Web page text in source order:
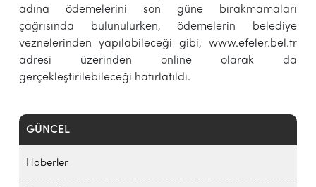
GÜNCEL
Haberler
adına ödemelerini son güne bırakmamaları
çağrısında bulunulurken, ödemelerin belediye
veznelerinden yapılabileceği gibi, www.efeler.bel.tr
adresi üzerinden online olarak da
gerçekleştirilebileceği hatırlatıldı.